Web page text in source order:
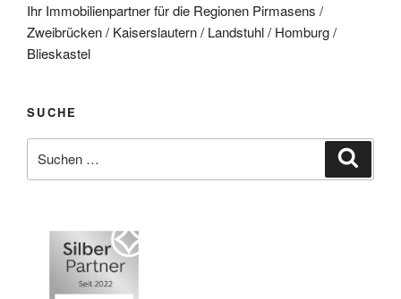
Ihr Immobilienpartner für die Regionen Pirmasens /
Zweibrücken / Kaiserslautern / Landstuhl / Homburg /
Blieskastel
SUCHE
nach: